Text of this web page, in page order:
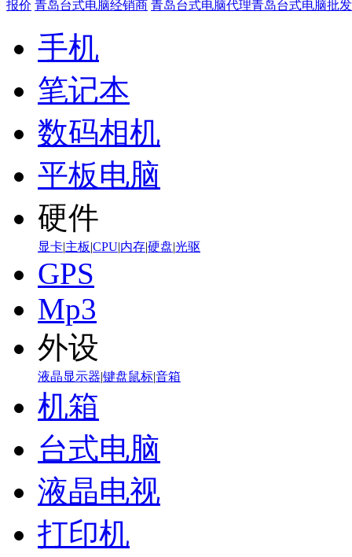
报价 青岛台式电脑经销商 青岛台式电脑代理青岛台式电脑批发
手机
笔记本
数码相机
平板电脑
硬件
显卡|主板|CPU|内存|硬盘|光驱
GPS
Mp3
外设
液晶显示器|键盘鼠标|音箱
机箱
台式电脑
液晶电视
打印机